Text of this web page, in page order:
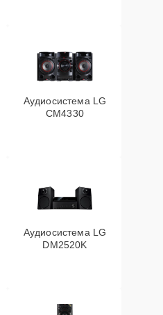
Аудиосистема LG
CM4330
Аудиосистема LG
DM2520K